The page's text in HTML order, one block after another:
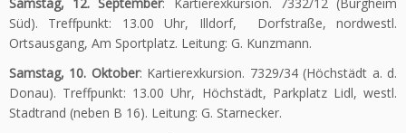
Samstag, 12. September: Kartierexkursion. 7332/12 (Burgheim
Süd). Treffpunkt: 13.00 Uhr, Illdorf, Dorfstraße, nordwestl.
Ortsausgang, Am Sportplatz. Leitung: G. Kunzmann.
Samstag, 10. Oktober: Kartierexkursion. 7329/34 (Höchstädt a. d.
Donau). Treffpunkt: 13.00 Uhr, Höchstädt, Parkplatz Lidl, westl.
Stadtrand (neben B 16). Leitung: G. Starnecker.